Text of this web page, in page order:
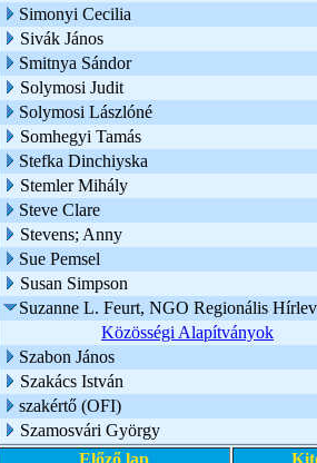
Simonyi Cecilia
Sivák János
Smitnya Sándor
Solymosi Judit
Solymosi Lászlóné
Somhegyi Tamás
Stefka Dinchiyska
Stemler Mihály
Steve Clare
Stevens; Anny
Sue Pemsel
Susan Simpson
Suzanne L. Feurt, NGO Regionális
Közösségi Alapítványok
Szabon János
Szakács István
szakértő (OFI)
Szamosvári György
Előző lap